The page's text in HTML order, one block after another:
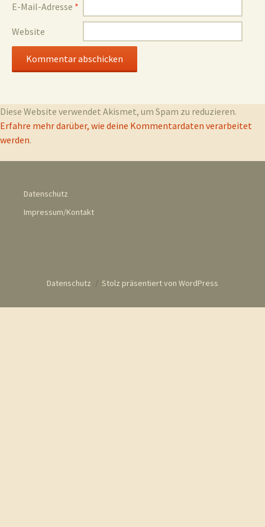
E-Mail-Adresse *
Website
Diese Website verwendet Akismet, um Spam zu reduzieren.
Erfahre mehr darüber, wie deine Kommentardaten verarbeitet
werden.
Datenschutz
Impressum/Kontakt
Datenschutz Stolz präsentiert von WordPress